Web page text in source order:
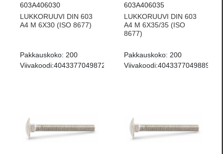
603A406030
LUKKORUUVI DIN 603
A4 M 6X30 (ISO 8677)
Pakkauskoko: 200
Viivakoodi:4043377049872
603A406035
LUKKORUUVI DIN 603
A4 M 6X35/35 (ISO
8677)
Pakkauskoko: 200
Viivakoodi:4043377049889